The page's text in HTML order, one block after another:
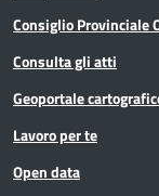
Consiglio Provinciale
Consulta gli atti
Geoportale
Lavoro per te
Open data